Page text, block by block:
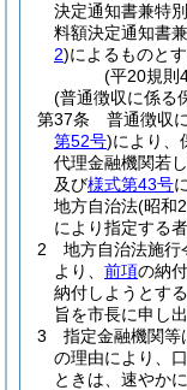
決定通知書兼特
料額決定通知書
2)によるものとす
(平20規則
(普通徴収に係る
第37条
普通徴収
第52号)により、
代理金融機関若
及び様式第43号
地方自治法(昭和
により指定する
2
地方自治法施行
より、 前項の納
納付しようとす
旨を市長に申し
3
指定金融機関等
の理由により、
ときは、速やか